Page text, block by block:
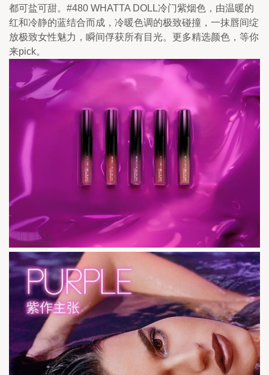
都可盐可甜。#480 WHATTA DOLL冷门紫烟色，由温暖的
红和冷静的蓝结合而成，冷暖色调的极致碰撞，一抹唇间绽
放极致女性魅力，瞬间俘获所有目光。更多精选颜色，等你
来pick。